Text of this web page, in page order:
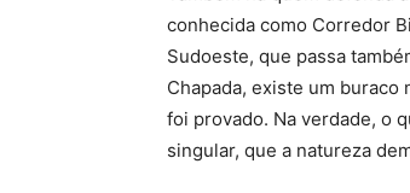
conhecida como Corredor
Sudoeste, que passa
Chapada, existe um buraco
foi provado. Na verdade, o
singular, que a natureza